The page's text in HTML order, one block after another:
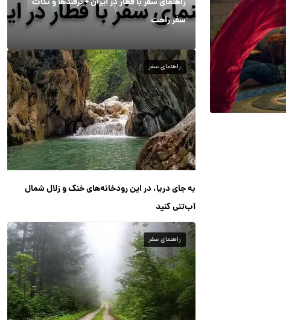
سفر راحت
راهنمای سفر
به جای دریا، در این رودخانه‌های خنک و زلال شمال
آب‌تنی کنید
راهنمای سفر